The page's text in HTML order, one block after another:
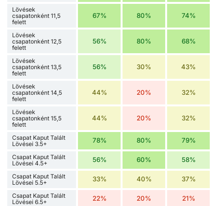
Lövések
csapatonként 11,5
felett
67% 80% 74%
Lövések
csapatonként 12,5
felett
56% 80% 68%
Lövések
csapatonként 13,5
felett
56% 30% 43%
Lövések
csapatonként 14,5
felett
44% 20% 32%
Lövések
csapatonként 15,5
felett
44% 20% 32%
Csapat Kaput Talált
Lövései 3.5+
78% 80% 79%
Csapat Kaput Talált
Lövései 4.5+
56% 60% 58%
Csapat Kaput Talált
Lövései 5.5+
33% 40% 37%
Csapat Kaput Talált
Lövései 6.5+
22% 20% 21%